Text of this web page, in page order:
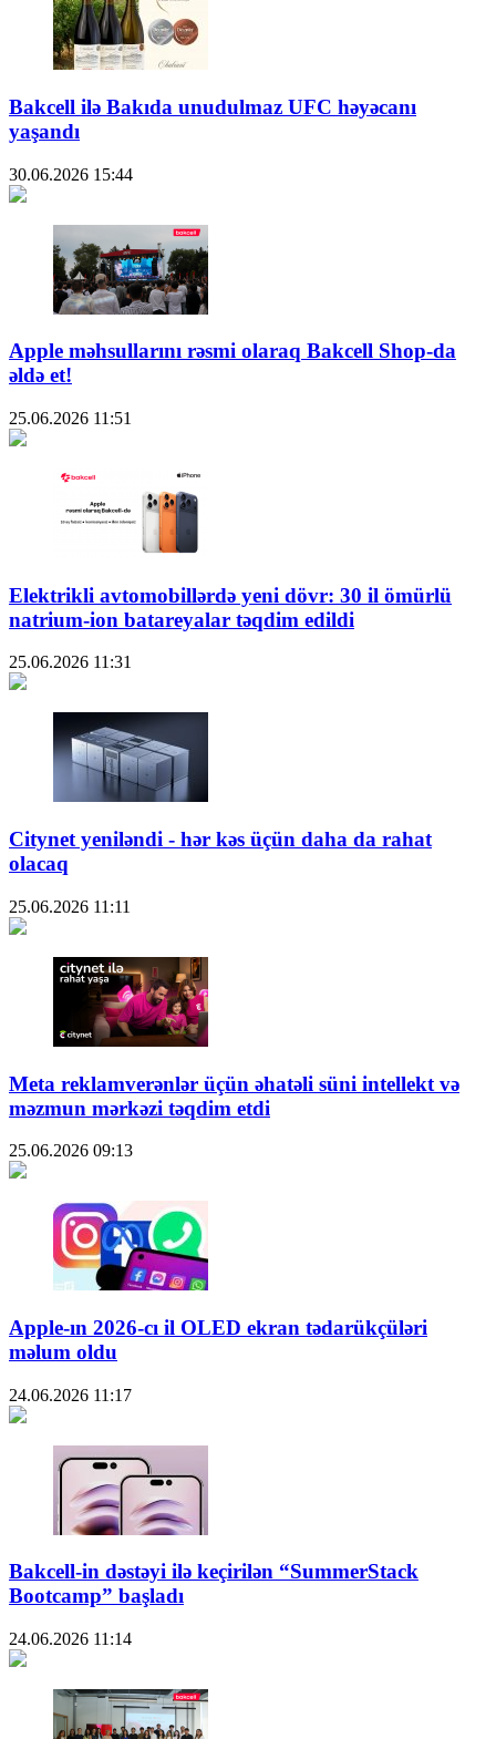
Bakcell ilə Bakıda unudulmaz UFC həyəcanı
yaşandı
30.06.2026 15:44
Apple məhsullarını rəsmi olaraq Bakcell Shop-da
əldə et!
25.06.2026 11:51
Elektrikli avtomobillərdə yeni dövr: 30 il ömürlü
natrium-ion batareyalar təqdim edildi
25.06.2026 11:31
Citynet yeniləndi - hər kəs üçün daha da rahat
olacaq
25.06.2026 11:11
Meta reklamverənlər üçün əhatəli süni intellekt və
məzmun mərkəzi təqdim etdi
25.06.2026 09:13
Apple-ın 2026-cı il OLED ekran tədarükçüləri
məlum oldu
24.06.2026 11:17
Bakcell-in dəstəyi ilə keçirilən “SummerStack
Bootcamp” başladı
24.06.2026 11:14